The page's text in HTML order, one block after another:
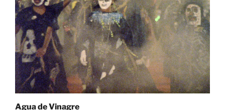
Agua de Vinagre